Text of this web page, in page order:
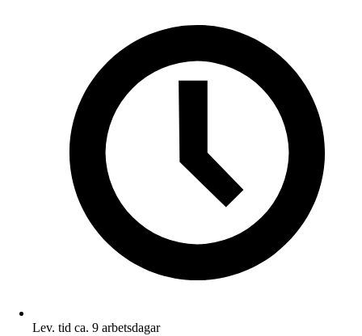
Lev. tid ca. 9 arbetsdagar